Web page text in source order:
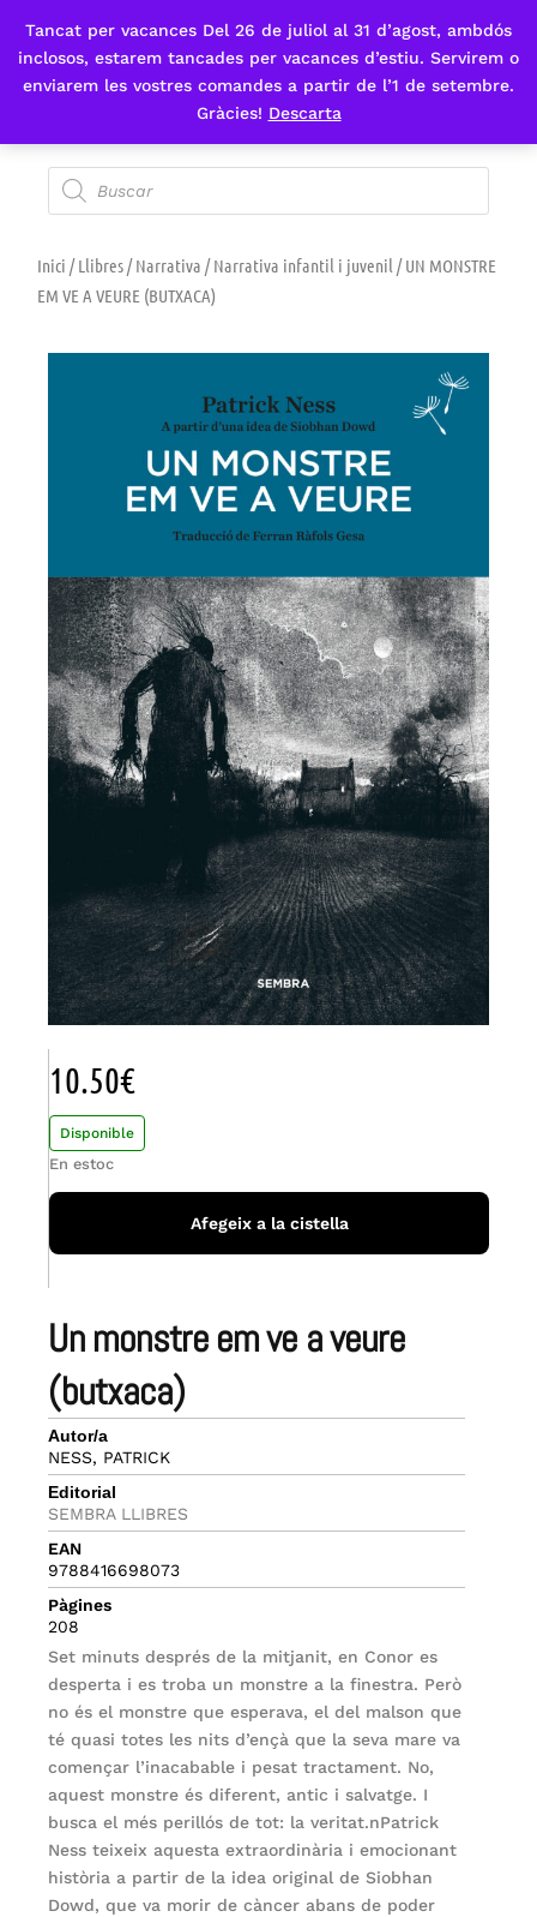
Tancat per vacances Del 26 de juliol al 31 d’agost, ambdós
inclosos, estarem tancades per vacances d’estiu. Servirem o
enviarem les vostres comandes a partir de l’1 de setembre.
Gràcies! Descarta
Fes-te'n sòcia
Inici /Llibres/Narrativa /Narrativa infantil i juvenil / UN MONSTRE
EM VE A VEURE (BUTXACA)
un monstre em ve a veure
(butxaca)
Autor/a
NESS, PATRICK
Editorial
SEMBRA LLIBRES
EAN
9788416698073
Pàgines
208
Set minuts després de la mitjanit, en Conor es
desperta i es troba un monstre a la finestra. Però
no és el monstre que esperava, el del malson que
té quasi totes les nits d’ençà que la seva mare va
començar l’inacabable i pesat tractament. No,
aquest monstre és diferent, antic i salvatge. I
busca el més perillós de tot: la veritat.nPatrick
Ness teixeix aquesta extraordinària i emocionant
història a partir de la idea original de Siobhan
Dowd, que va morir de càncer abans de poder
10.50€
Disponible
En estoc
Afegeix a la cistella